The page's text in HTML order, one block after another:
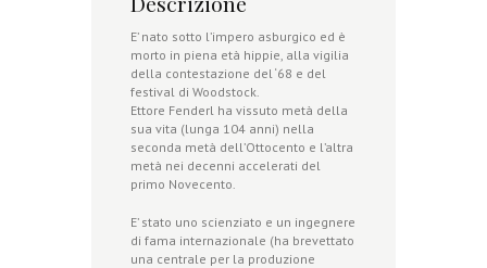
E’ nato sotto l’impero asburgico ed è
morto in piena età hippie, alla vigilia
della contestazione del ‘68 e del
festival di Woodstock.
Ettore Fenderl ha vissuto metà della
sua vita (lunga 104 anni) nella
seconda metà dell’Ottocento e l’altra
metà nei decenni accelerati del
primo Novecento.
E’ stato uno scienziato e un ingegnere
di fama internazionale (ha brevettato
una centrale per la produzione